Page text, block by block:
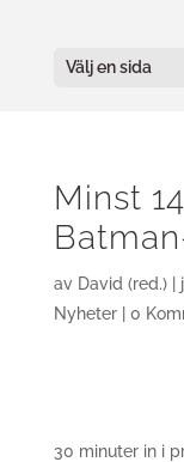
Välj en sida
Minst
av David (red.)|
Nyheter| 0
30 minuter in i